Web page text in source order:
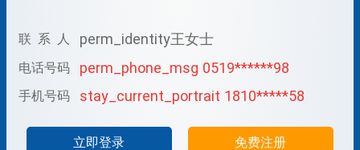
联 系 人 perm_identity王女士
电话号码 perm_phone_msg 0519******98
手机号码 stay_current_portrait 1810*****58
立即登录 免费注册